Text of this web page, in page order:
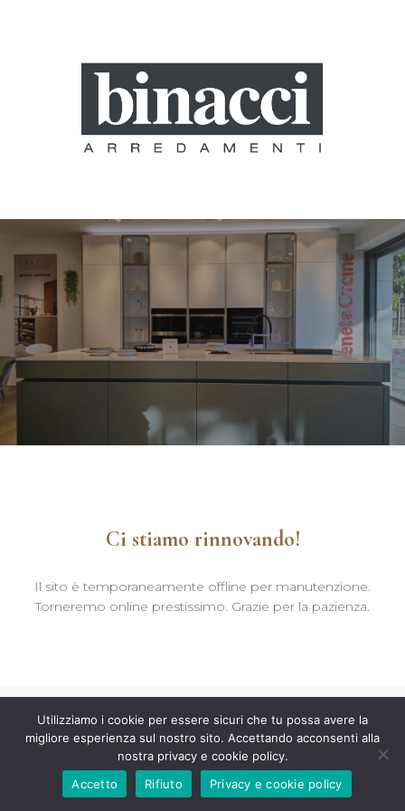
Ci stiamo rinnovando!
Il sito è temporaneamente offline per manutenzione.
Torneremo online prestissimo. Grazie per la pazienza.
Utilizziamo i cookie per essere sicuri che tu possa avere la
migliore esperienza sul nostro sito. Accettando acconsenti alla
nostra privacy e cookie policy.
Accetto
Rifiuto Privacy e cookie policy